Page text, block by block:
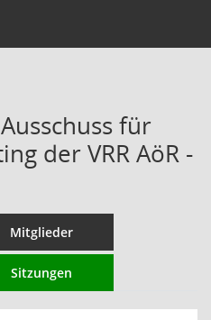
für
der VRR AöR -
Mitglieder
Sitzungen